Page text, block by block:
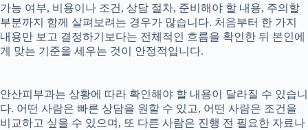
가능 여부, 비용이나 조건, 상담 절차, 준비해야 할 내용, 주의할
부분까지 함께 살펴보려는 경우가 많습니다. 처음부터 한 가지
내용만 보고 결정하기보다는 전체적인 흐름을 확인한 뒤 본인에
게 맞는 기준을 세우는 것이 안정적입니다.
안산피부과는 상황에 따라 확인해야 할 내용이 달라질 수 있습니
다. 어떤 사람은 빠른 상담을 원할 수 있고, 어떤 사람은 조건을
비교하고 싶을 수 있으며, 또 다른 사람은 진행 전 필요한 자료나